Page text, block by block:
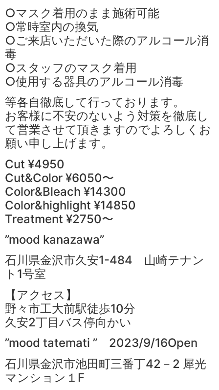
○マスク着用のまま施術可能
○常時室内の換気
○ご来店いただいた際のアルコール消
毒
○スタッフのマスク着用
○使用する器具のアルコール消毒
等各自徹底して行っております。
お客様に不安のないよう対策を徹底し
て営業させて頂きますのでよろしくお
願い申し上げます。
Cut ¥4950
Cut&Color ¥6050〜
Color&Bleach ¥14300
Color&highlight ¥14850
Treatment ¥2750〜
”mood kanazawa”
石川県金沢市久安1-484 山崎テナン
ト1号室
【アクセス】
野々市工大前駅徒歩10分
久安2丁目バス停向かい
”mood tatemati ” 2023/9/16Open
石川県金沢市池田町三番丁42－2 犀光
マンション１F